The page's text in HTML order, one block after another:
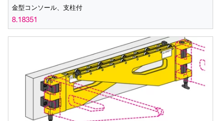
金型コンソール、支柱付
8.18351